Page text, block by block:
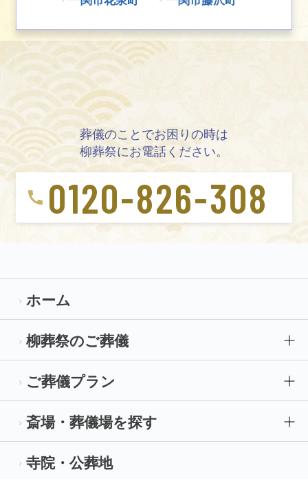
葬儀のことでお困りの時は
柳葬祭にお電話ください。
0120-826-308
ホーム
柳葬祭のご葬儀
ご葬儀プラン
斎場・葬儀場を探す
寺院・公葬地